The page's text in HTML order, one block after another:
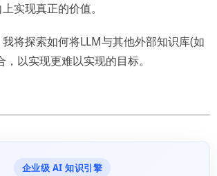
实现真正的价值。
将探索如何将LLM与其他外部知识库(如
以实现更难以实现的目标。
企业级 AI 知识引擎